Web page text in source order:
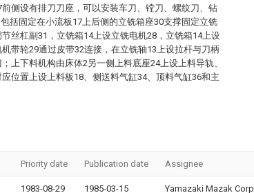
侧设有排刀刀座，可以安装车刀、镗刀、螺纹刀、钻
括固定在小流板17上后侧的立铣箱座30支撑固定立铣
丝杠副31，立铣箱14上设立铣电机28，立铣箱14上设
带轮29通过皮带32连接，在立铣轴13上设拉杆与刀柄
上下料机构由床体2另一侧上料底座24上设上料导轨、
位置上设上料板18、侧送料气缸34、顶料气缸36和主
Priority date Publication date Assignee
1983-08-29 1985-03-15 Yamazaki Mazak Corp